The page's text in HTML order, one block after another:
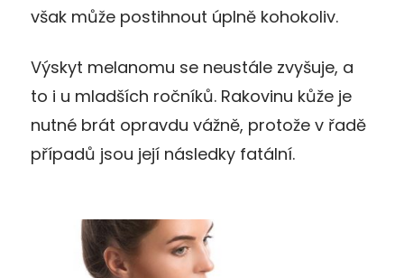
však může postihnout úplně kohokoliv.
Výskyt melanomu se neustále zvyšuje, a
to i u mladších ročníků. Rakovinu kůže je
nutné brát opravdu vážně, protože v řadě
případů jsou její následky fatální.